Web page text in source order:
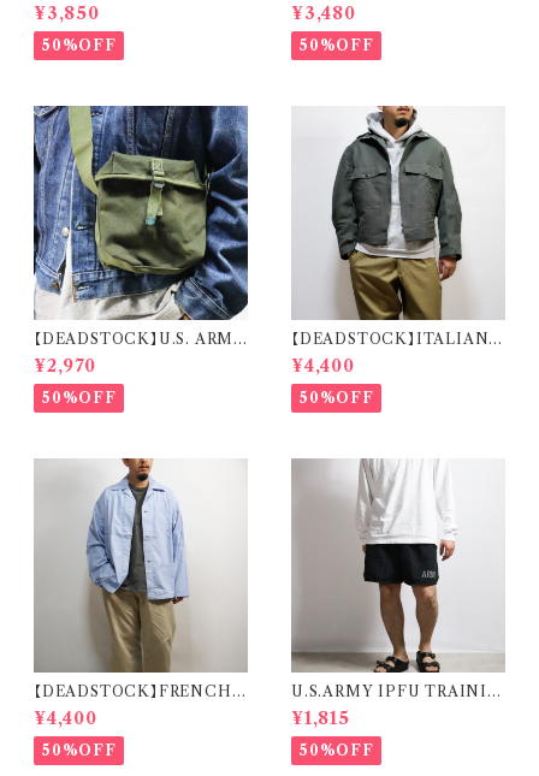
RMY REMAKE HALF SLEE
VE SHIRT チェコ軍 リメイク
ハーフスリーブ シャツ
¥3,850
50%OFF
MILITARY M.M. DECK S
HOES イタリア海軍 デッキシュ
ーズ 箱付き デッドストック
¥3,480
50%OFF
【DEADSTOCK】U.S. ARMY
CW-502 RADIO TRANSMI
SSION CABLE BAG 米軍 ラ
ジオケーブルバッグ
¥2,970
50%OFF
【DEADSTOCK】ITALIAN A
IR FORCE PILOT JACKET
イタリア軍 エアフォース パイロ
ットジャケット
¥4,400
50%OFF
【DEADSTOCK】FRENCH
MILITARY SLEEPING SHI
RT フランス軍 スリーピングシャ
ツ デッドストック
¥4,400
50%OFF
U.S.ARMY IPFU TRAININ
G SHORTS 米軍 トレーニング
ショーツ
¥1,815
50%OFF